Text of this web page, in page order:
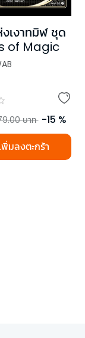
งเงาทมิฬ ชุด
of Magic
บาท -15 %
พิ่มลงตะกร้า